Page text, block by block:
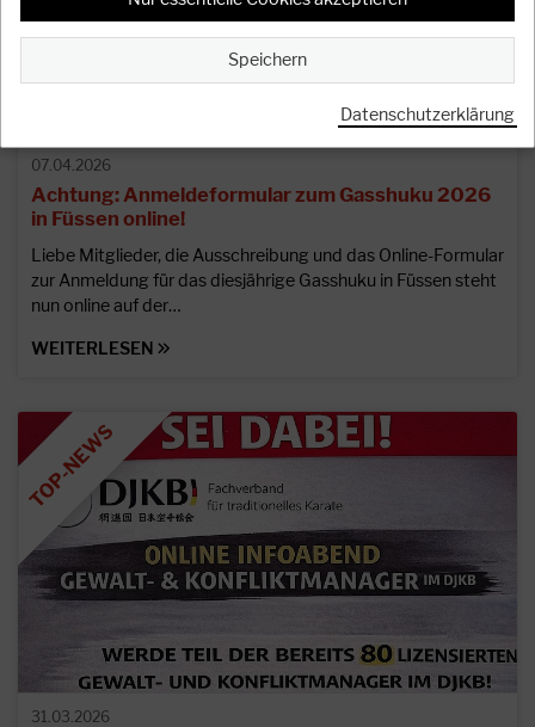
Speichern
Datenschutzerklärung
07.04.2026
Achtung: Anmeldeformular zum Gasshuku 2026
in Füssen online!
Liebe Mitglieder, die Ausschreibung und das Online-Formular
zur Anmeldung für das diesjährige Gasshuku in Füssen steht
nun online auf der…
WEITERLESEN
31.03.2026